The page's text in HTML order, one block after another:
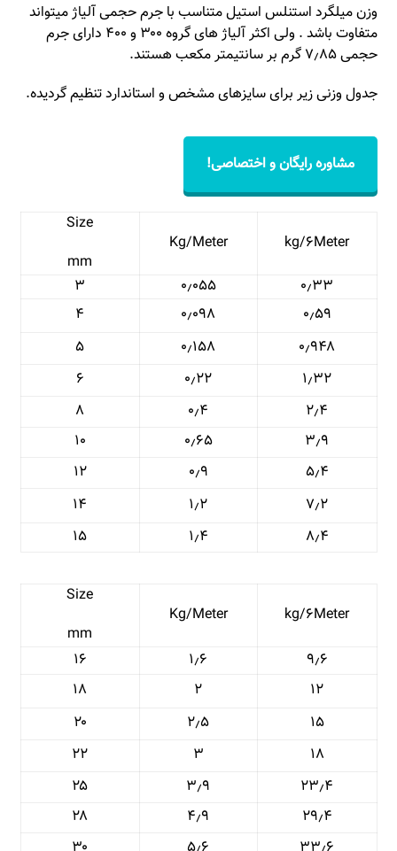
وزن میلگرد‌ استنلس استیل متناسب با جرم حجمی آلیاژ میتواند
متفاوت باشد . ولی اکثر آلیاژ های گروه ۳۰۰ و ۴۰۰ دارای جرم
حجمی ۷٫۸۵ گرم بر سانتیمتر مکعب هستند.
جدول وزنی زیر برای سایزهای مشخص و استاندارد تنظیم گردیده.
مشاوره رایگان و اختصاصی!
kg/۶Meter Kg/Meter
Size
mm
۰٫۳۳
۰٫۰۵۵
۳
۰٫۵۹
۰٫۰۹۸
۴
۰٫۹۴۸
۰٫۱۵۸
۵
۱٫۳۲
۰٫۲۲
۶
۲٫۴
۰٫۴
۸
۳٫۹
۰٫۶۵
۱۰
۵٫۴
۰٫۹
۱۲
۷٫۲
۱٫۲
۱۴
۸٫۴
۱٫۴ ۱۵
kg/۶Meter Kg/Meter
Size
mm
۹٫۶
۱٫۶
۱۶
۱۲
۲
۱۸
۱۵
۲٫۵
۲۰
۱۸
۳
۲۲
۲۳٫۴
۳٫۹
۲۵
۲۹٫۴
۴٫۹
۲۸